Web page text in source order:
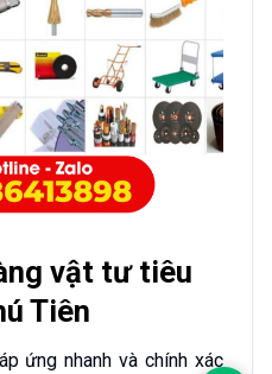
vật tư tiêu
Tiên
ứng nhanh và chính xác